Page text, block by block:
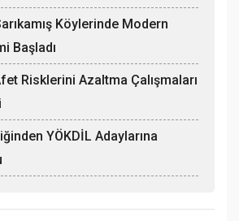
Köylerinde Modern
Başladı
Risklerini Azaltma Çalışmaları
YÖKDİL Adaylarına